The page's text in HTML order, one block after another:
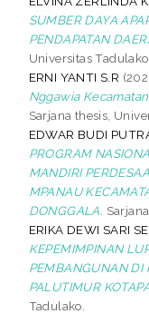
SUMBER DAYA
PENDAPATAN
Universitas Tadulako.
ERNI YANTI S.R
Nggawia
Sarjana thesis,
EDWAR BUDI
PROGRAM
MANDIRI
MPANAU
DONGGALA.
ERIKA DEWI SARI
KEPEMIMPINAN
PEMBANGUNAN DI
PALUTIMUR
Tadulako.